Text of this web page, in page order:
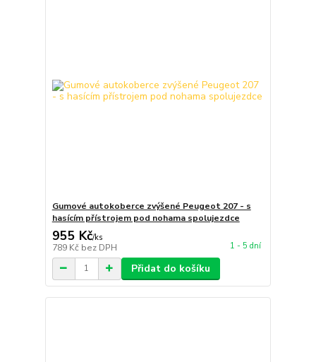
Gumové autokoberce zvýšené Peugeot 207 - s
hasícím přístrojem pod nohama spolujezdce
955 Kč/ks
789 Kč bez DPH 1 - 5 dní
Přidat do košíku